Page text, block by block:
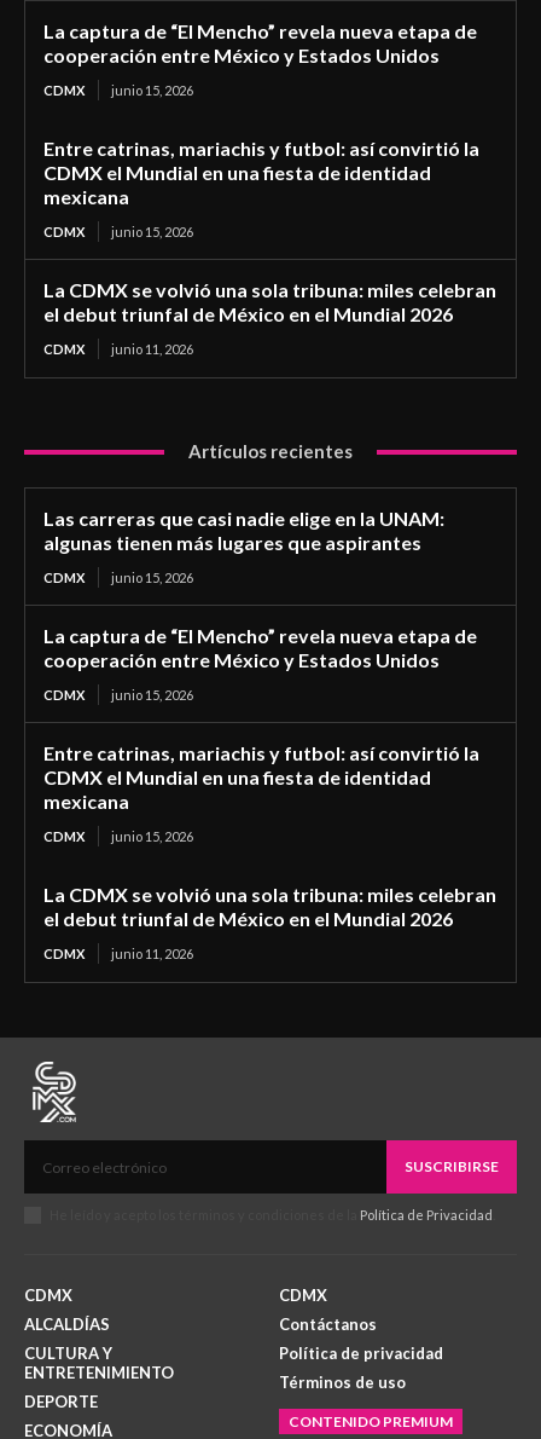
La captura de “El Mencho” revela nueva etapa de
cooperación entre México y Estados Unidos
CDMX junio 15, 2026
Entre catrinas, mariachis y futbol: así convirtió la
CDMX el Mundial en una fiesta de identidad
mexicana
CDMX junio 15, 2026
La CDMX se volvió una sola tribuna: miles celebran
el debut triunfal de México en el Mundial 2026
CDMX junio 11, 2026
Artículos recientes
Las carreras que casi nadie elige en la UNAM:
algunas tienen más lugares que aspirantes
CDMX junio 15, 2026
La captura de “El Mencho” revela nueva etapa de
cooperación entre México y Estados Unidos
CDMX junio 15, 2026
Entre catrinas, mariachis y futbol: así convirtió la
CDMX el Mundial en una fiesta de identidad
mexicana
CDMX junio 15, 2026
La CDMX se volvió una sola tribuna: miles celebran
el debut triunfal de México en el Mundial 2026
CDMX junio 11, 2026
SUSCRIBIRSE
Política de Privacidad
CDMX
ALCALDÍAS
CULTURA Y
ENTRETENIMIENTO
DEPORTE
ECONOMÍA
CDMX
Contáctanos
Política de privacidad
Términos de uso
CONTENIDO PREMIUM